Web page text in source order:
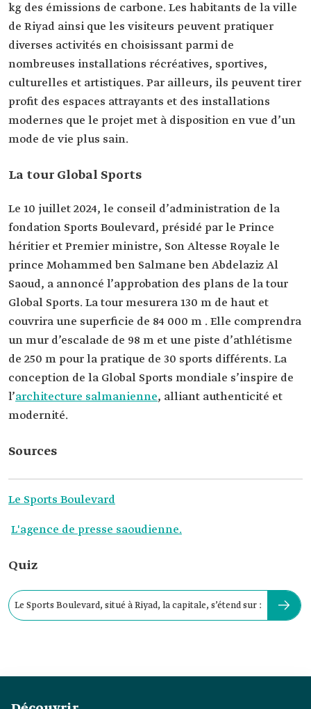
kg des émissions de carbone. Les habitants de la ville
de Riyad ainsi que les visiteurs peuvent pratiquer
diverses activités en choisissant parmi de
nombreuses installations récréatives, sportives,
culturelles et artistiques. Par ailleurs, ils peuvent tirer
profit des espaces attrayants et des installations
modernes que le projet met à disposition en vue d’un
mode de vie plus sain.
La tour Global Sports
Le 10 juillet 2024, le conseil d’administration de la
fondation Sports Boulevard, présidé par le Prince
héritier et Premier ministre, Son Altesse Royale le
prince Mohammed ben Salmane ben Abdelaziz Al
Saoud, a annoncé l’approbation des plans de la tour
Global Sports. La tour mesurera 130 m de haut et
couvrira une superficie de 84 000 m . Elle comprendra
un mur d’escalade de 98 m et une piste d’athlétisme
de 250 m pour la pratique de 30 sports différents. La
conception de la Global Sports mondiale s’inspire de
l’architecture salmanienne, alliant authenticité et
modernité.
Sources
Le Sports Boulevard
L'agence de presse saoudienne.
Quiz
Le Sports Boulevard, situé à Riyad, la capitale, s’étend sur :